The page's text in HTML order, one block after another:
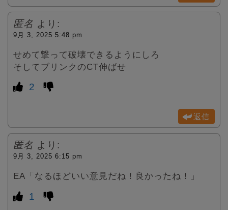
匿名 より:
9月 3, 2025 5:48 pm
せめて撃って破壊できるようにしろ
そしてブリンクのCT伸ばせ
2
返信
匿名 より:
9月 3, 2025 6:15 pm
EA「なるほどいい意見だね！良かったね！」
1